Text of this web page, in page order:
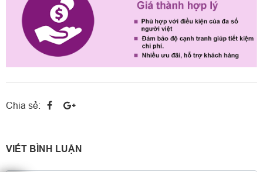
Chia sẻ:
VIẾT BÌNH LUẬN